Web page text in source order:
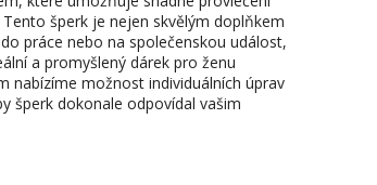
šperk je nejen skvělým doplňkem
práce nebo na společenskou událost,
a promyšlený dárek pro ženu
nabízíme možnost individuálních úprav
šperk dokonale odpovídal vašim